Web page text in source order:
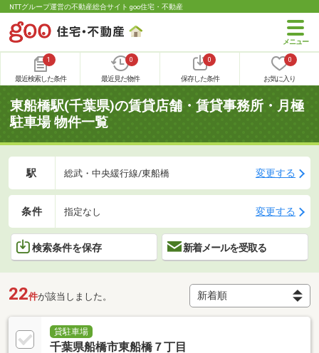
NTTグループ運営の不動産総合サイト goo住宅・不動産
1
最近検索した条件
0
最近見た物件
0
保存した条件
0
お気に入り
東船橋駅(千葉県)の賃貸店舗・賃貸事務所・月極
駐車場 物件一覧
駅 総武・中央緩行線/東船橋 変更する
条件 指定なし 変更する
検索条件を保存 新着メールを受取る
22件が該当しました。
貸駐車場
千葉県船橋市東船橋７丁目